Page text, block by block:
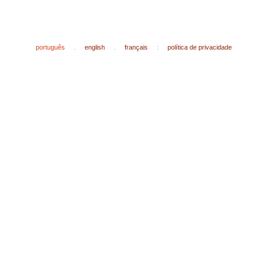
português english français : política de privacidade